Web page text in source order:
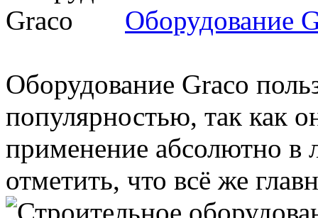
Оборудование
Оборудование Graco
популярностью, так как
применение абсолютно в
отметить, что всё же